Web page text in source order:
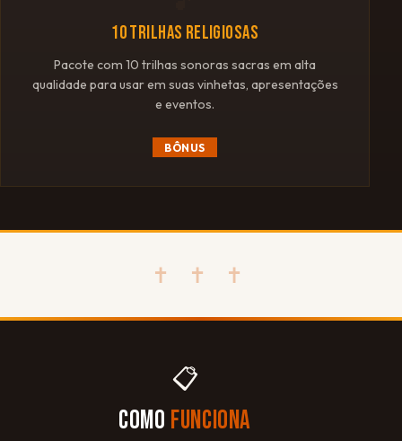
10 TRILHAS RELIGIOSAS
Pacote com 10 trilhas sonoras sacras em alta
qualidade para usar em suas vinhetas, apresentações
e eventos.
BÔNUS
✝ ✝ ✝
📋
COMO FUNCIONA